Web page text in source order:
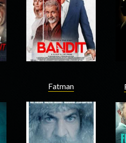
Fatman